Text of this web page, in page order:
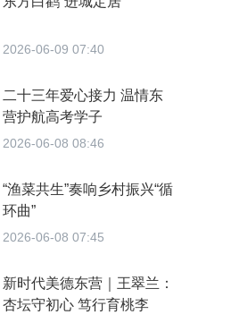
2026-06-09 07:40
二十三年爱心接力 温情东
营护航高考学子
2026-06-08 08:46
“渔菜共生”奏响乡村振兴“循
环曲”
2026-06-08 07:45
新时代美德东营｜王翠兰：
杏坛守初心 笃行育桃李